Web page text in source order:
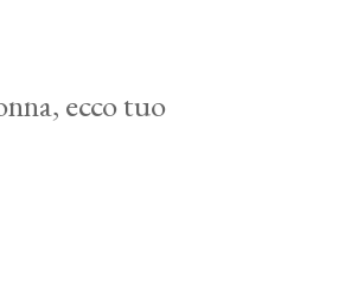
ecco tuo